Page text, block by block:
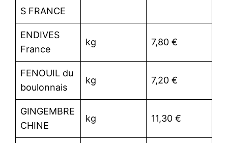
S FRANCE
ENDIVES
France
kg 7,80 €
FENOUIL du
boulonnais
kg 7,20 €
GINGEMBRE
CHINE
kg 11,30 €